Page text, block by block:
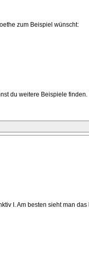
zum Beispiel wünscht:
du weitere Beispiele finden.
I. Am besten sieht man